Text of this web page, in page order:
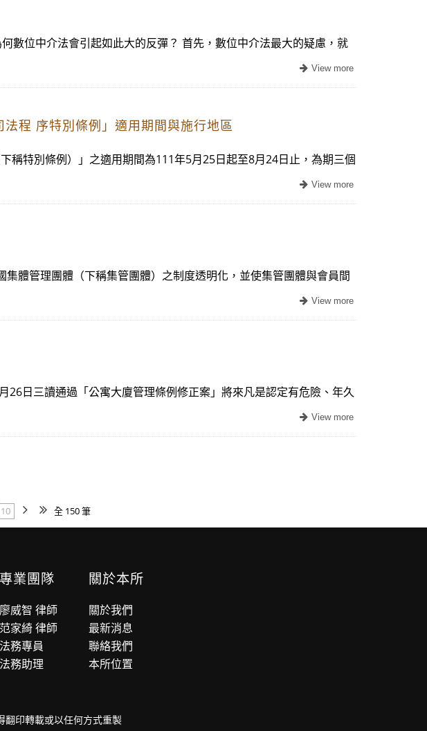
數位中介法會引起如此大的反彈？ 首先，數位中介法最大的疑慮，就
程 序特別條例」適用期間與施行地區
稱特別條例）」之適用期間為111年5月25日起至8月24日止，為期三個
體管理團體（下稱集管團體）之制度透明化，並使集管團體與會員間
日三讀通過「公寓大廈管理條例修正案」將來凡是認定有危險、年久
10 全 150 筆
專業團隊
廖威智 律師
范家綺 律師
法務專員
法務助理
關於本所
關於我們
最新消息
聯絡我們
本所位置
翻印轉載或以任何方式重製